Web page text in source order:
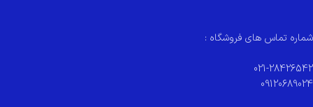
شماره تماس های فروشگاه :
021-28426542
09120689024